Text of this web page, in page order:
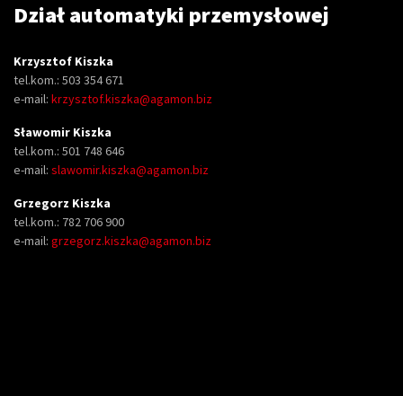
Dział automatyki przemysłowej
Krzysztof Kiszka
tel.kom.: 503 354 671
e-mail: krzysztof.kiszka@agamon.biz
Sławomir Kiszka
tel.kom.: 501 748 646
e-mail: slawomir.kiszka@agamon.biz
Grzegorz Kiszka
tel.kom.: 782 706 900
e-mail: grzegorz.kiszka@agamon.biz